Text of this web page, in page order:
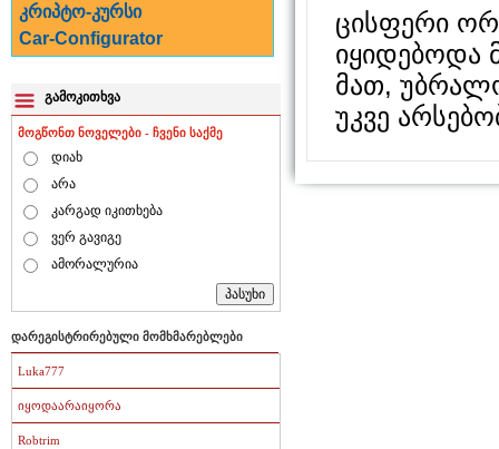
კრიპტო-კურსი
Car-Configurator
გამოკითხვა
მოგწონთ ნოველები - ჩვენი საქმე
დიახ
არა
კარგად იკითხება
ვერ გავიგე
ამორალურია
დარეგისტრირებული მომხმარებლები
Luka777
იყოდაარაიყორა
Robtrim
ცისფერი
იყიდებოდა
მათ,
უკვე